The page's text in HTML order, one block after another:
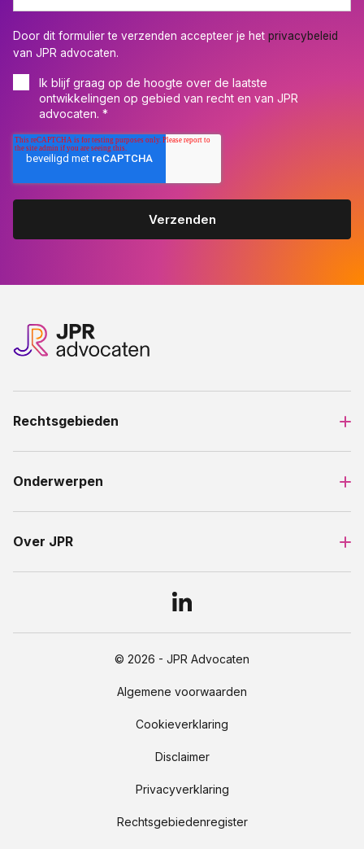
Door dit formulier te verzenden accepteer je het privacybeleid
van JPR advocaten.
Ik blijf graag op de hoogte over de laatste
ontwikkelingen op gebied van recht en van JPR
advocaten. *
Rechtsgebieden
Onderwerpen
Over JPR
© 2026 - JPR Advocaten
Algemene voorwaarden
Cookieverklaring
Disclaimer
Privacyverklaring
Rechtsgebiedenregister